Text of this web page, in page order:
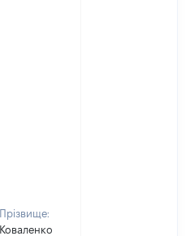
Прізвище:
Коваленко